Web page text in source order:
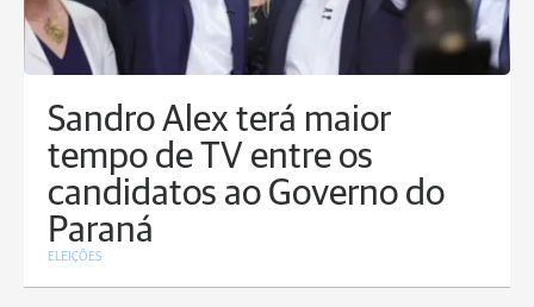
Sandro Alex terá maior
tempo de TV entre os
candidatos ao Governo do
Paraná
ELEIÇÕES